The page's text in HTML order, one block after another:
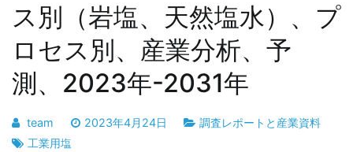
ス別（岩塩、天然塩水）、プ
ロセス別、産業分析、予
測、2023年-2031年
team 2023年4月24日
調査レポートと産業資料
工業用塩